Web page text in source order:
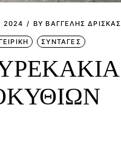
2024 BY ΒΑΓΓΕΛΗΣ ΔΡΙΣΚΑΣ
ΣΥΝΤΑΓΕΣ